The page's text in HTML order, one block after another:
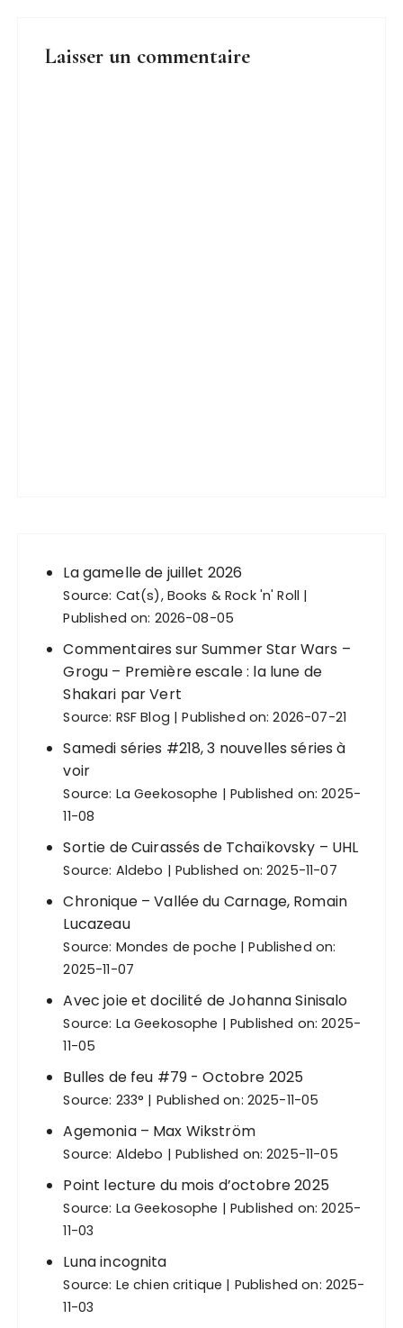
Laisser un commentaire
La gamelle de juillet 2026
Source: Cat(s), Books & Rock 'n' Roll
Published on: 2026-08-05
Commentaires sur Summer Star Wars –
Grogu – Première escale : la lune de
Shakari par Vert
Source: RSF Blog Published on: 2026-07-21
Samedi séries #218, 3 nouvelles séries à
voir
Source: La Geekosophe
Published on: 2025-
11-08
Sortie de Cuirassés de Tchaïkovsky – UHL
Source: Aldebo Published on: 2025-11-07
Chronique – Vallée du Carnage, Romain
Lucazeau
Source: Mondes de poche
Published on:
2025-11-07
Avec joie et docilité de Johanna Sinisalo
Source: La Geekosophe
Published on: 2025-
11-05
Bulles de feu #79 - Octobre 2025
Source: 233° Published on: 2025-11-05
Agemonia – Max Wikström
Source: Aldebo Published on: 2025-11-05
Point lecture du mois d’octobre 2025
Source: La Geekosophe
Published on: 2025-
11-03
Luna incognita
Source: Le chien critique
Published on: 2025-
11-03